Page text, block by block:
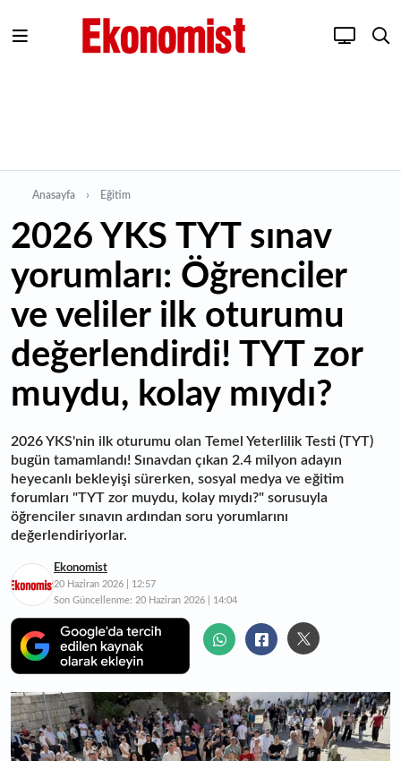
Anasayfa Eğitim
2026 YKS TYT sınav
yorumları: Öğrenciler
ve veliler ilk oturumu
değerlendirdi! TYT zor
muydu, kolay mıydı?
2026 YKS'nin ilk oturumu olan Temel Yeterlilik Testi (TYT)
bugün tamamlandı! Sınavdan çıkan 2.4 milyon adayın
heyecanlı bekleyişi sürerken, sosyal medya ve eğitim
forumları "TYT zor muydu, kolay mıydı?" sorusuyla
öğrenciler sınavın ardından soru yorumlarını
değerlendiriyorlar.
Ekonomist
20 Haziran 2026 | 12:57
Son Güncellenme: 20 Haziran 2026 | 14:04